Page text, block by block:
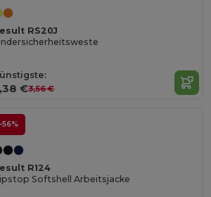
RS20J
€3,56 €
-56%
R124
Softshell Arbeitsjacke